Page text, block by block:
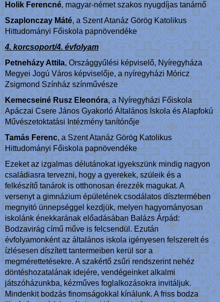
Holik Ferencné, magyar-német szakos nyugdíjas tanárnő
Szaplonczay Máté, a Szent Atanáz Görög Katolikus
Hittudományi Főiskola papnövendéke
4. korcsoport/4. évfolyam
Petneházy Attila, Országgyűlési képviselő, Nyíregyháza
Megyei Jogú Város képviselője, a nyíregyházi Móricz
Zsigmond Színház színművésze
Kemecseiné Rusz Eleonóra, a Nyíregyházi Főiskola
Apáczai Csere János Gyakorló Általános Iskola és Alapfokú
Művészetoktatási Intézmény tanítónője
Tamás Ferenc, a Szent Atanáz Görög Katolikus
Hittudományi Főiskola papnövendéke
Ezeket az izgalmas délutánokat igyekszünk mindig nagyon
családiasra tervezni, hogy a gyerekek, szüleik és a
felkészítő tanárok is otthonosan érezzék magukat. A
versenyt a gimnázium épületének csodálatos dísztermében
megnyitó ünnepséggel kezdjük, melyen hagyományosan
iskolánk énekkarának előadásában Balázs Árpád:
Bodzavirág című műve is felcsendül. Ezután
évfolyamonként az általános iskola igényesen felszerelt és
ízlésesen díszített tantermeiben kerül sor a
megmérettetésekre. A szakértő zsűri rendszerint nehéz
döntéshozatalának idejére, vendégeinket alkalmi
játszóházunkba, kézműves foglalkozásokra invitáljuk.
Mindenkit bodzás finomságokkal kínálunk. A friss bodza